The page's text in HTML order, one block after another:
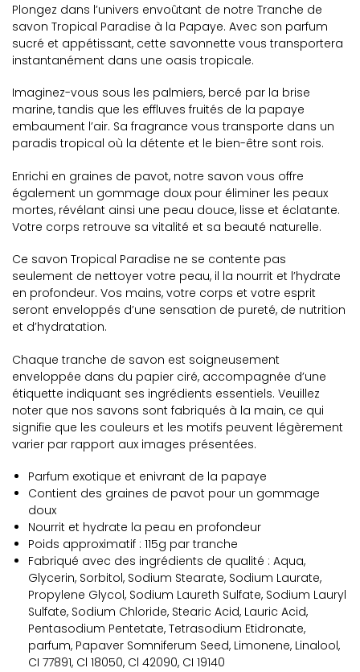
Plongez dans l’univers envoûtant de notre Tranche de
savon Tropical Paradise à la Papaye. Avec son parfum
sucré et appétissant, cette savonnette vous transportera
instantanément dans une oasis tropicale.
Imaginez-vous sous les palmiers, bercé par la brise
marine, tandis que les effluves fruités de la papaye
embaument l’air. Sa fragrance vous transporte dans un
paradis tropical où la détente et le bien-être sont rois.
Enrichi en graines de pavot, notre savon vous offre
également un gommage doux pour éliminer les peaux
mortes, révélant ainsi une peau douce, lisse et éclatante.
Votre corps retrouve sa vitalité et sa beauté naturelle.
Ce savon Tropical Paradise ne se contente pas
seulement de nettoyer votre peau, il la nourrit et l’hydrate
en profondeur. Vos mains, votre corps et votre esprit
seront enveloppés d’une sensation de pureté, de nutrition
et d’hydratation.
Chaque tranche de savon est soigneusement
enveloppée dans du papier ciré, accompagnée d’une
étiquette indiquant ses ingrédients essentiels. Veuillez
noter que nos savons sont fabriqués à la main, ce qui
signifie que les couleurs et les motifs peuvent légèrement
varier par rapport aux images présentées.
Parfum exotique et enivrant de la papaye
Contient des graines de pavot pour un gommage
doux
Nourrit et hydrate la peau en profondeur
Poids approximatif : 115g par tranche
Fabriqué avec des ingrédients de qualité : Aqua,
Glycerin, Sorbitol, Sodium Stearate, Sodium Laurate,
Propylene Glycol, Sodium Laureth Sulfate, Sodium Lauryl
Sulfate, Sodium Chloride, Stearic Acid, Lauric Acid,
Pentasodium Pentetate, Tetrasodium Etidronate,
parfum, Papaver Somniferum Seed, Limonene, Linalool,
CI 77891, Cl 18050, Cl 42090, CI 19140